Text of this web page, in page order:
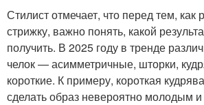
Стилист отмечает, что перед тем, как
стрижку, важно понять, какой
получить. В 2025 году в тренде
челок — асимметричные, шторки,
короткие. К примеру, короткая
сделать образ невероятно молодым